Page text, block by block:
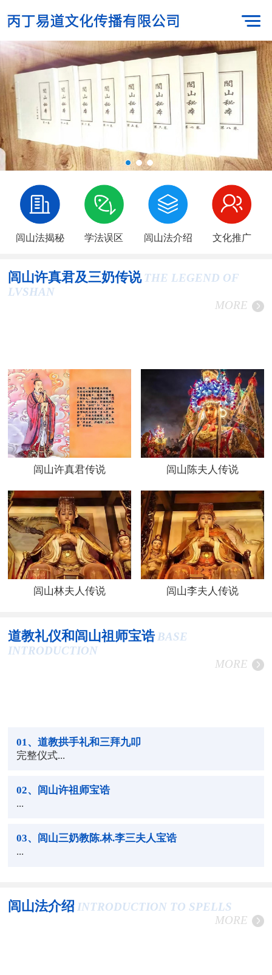
闾山法揭秘 学法误区 闾山法介绍 文化推广
闾山许真君及三奶传说 THE LEGEND OF
LVSHAN
MORE
闾山许真君传说 闾山陈夫人传说
闾山林夫人传说 闾山李夫人传说
道教礼仪和闾山祖师宝诰 BASE
INTRODUCTION
MORE
01 、道教拱手礼和三拜九叩
完整仪式...
02、闾山许祖师宝诰
...
03、闾山三奶教陈.林.李三夫人宝诰
...
闾山法介绍 INTRODUCTION TO SPELLS
MORE